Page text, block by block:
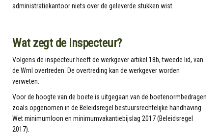
administratiekantoor niets over de geleverde stukken wist.
Wat zegt de inspecteur?
Volgens de inspecteur heeft de werkgever artikel 18b, tweede lid, van
de Wml overtreden. De overtreding kan de werkgever worden
verweten.
Voor de hoogte van de boete is uitgegaan van de boetenormbedragen
zoals opgenomen in de Beleidsregel bestuursrechtelijke handhaving
Wet minimumloon en minimumvakantiebijslag 2017 (Beleidsregel
2017).